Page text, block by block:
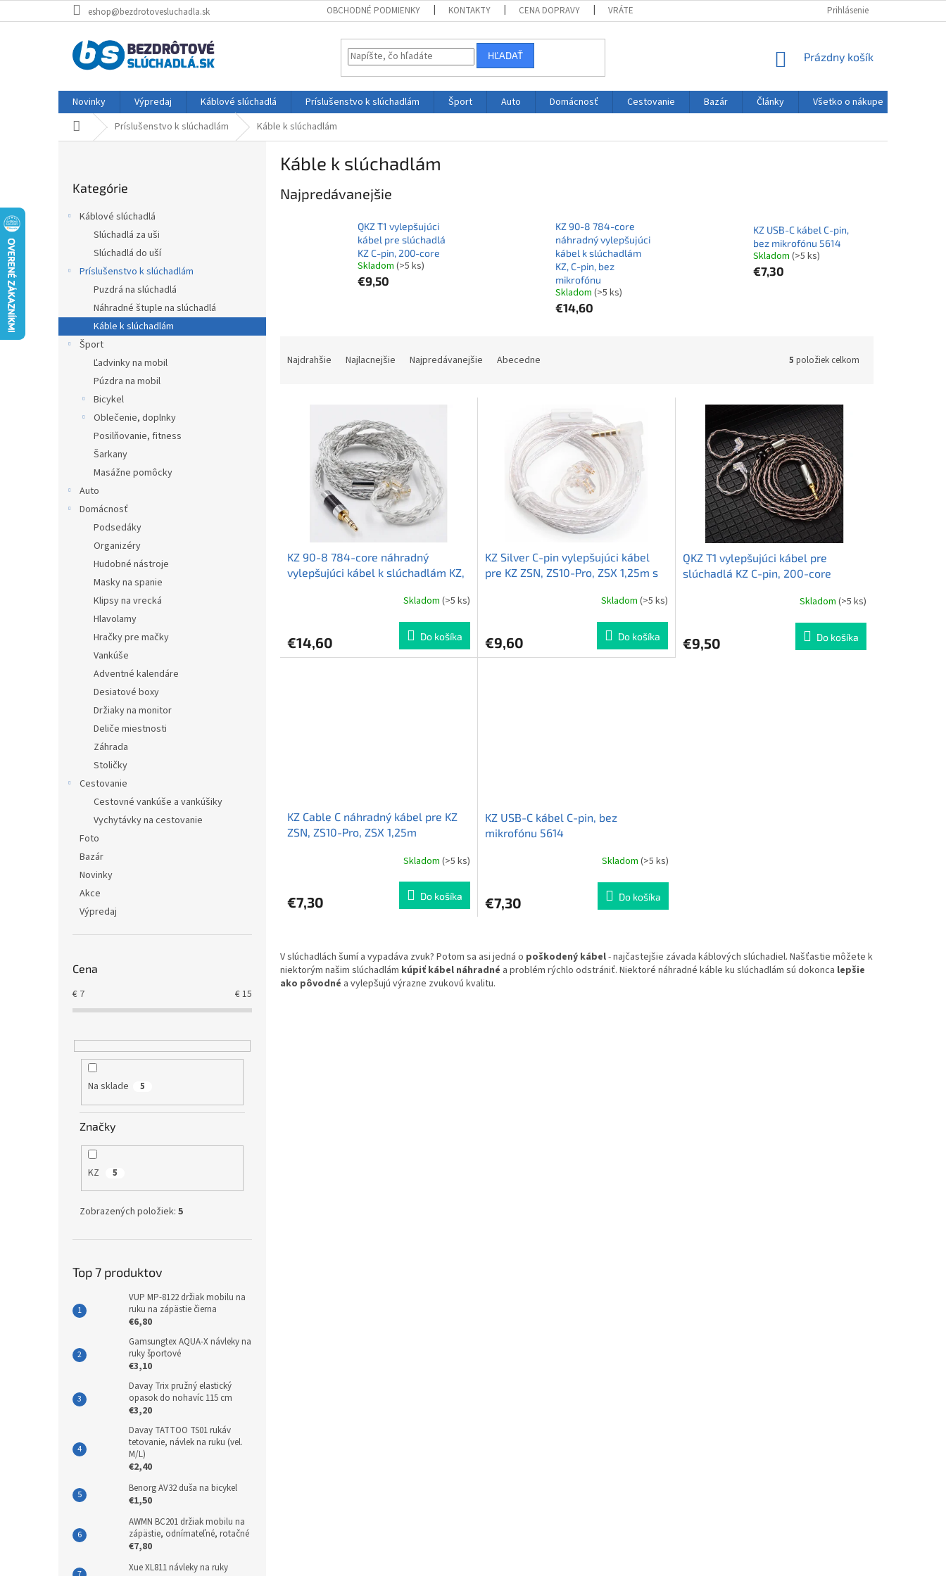
na
eshop@bezdrotovesluchadla.sk OBCHODNÉ PODMIENKY KONTAKTY CENA DOPRAVY VRÁTENIE TOVARU DO 14 DNÍ VÝDAJNÉ MIESTA
Prihlásenie
HĽADAŤ
NÁKUPNÝ
Prázdny košík
Novinky Výpredaj Káblové slúchadlá Príslušenstvo k slúchadlám Šport Auto Domácnosť Cestovanie Bazár Články
Všetko o nákupe
DomovPríslušenstvo k slúchadlám Káble k slúchadlám
kategórie
Kategórie
Káblové slúchadlá
Slúchadlá za uši
Slúchadlá do uší
Príslušenstvo k slúchadlám
Puzdrá na slúchadlá
Náhradné štuple na slúchadlá
Káble k slúchadlám
Šport
Ľadvinky na mobil
Púzdra na mobil
Bicykel
Oblečenie, doplnky
Posilňovanie, fitness
Šarkany
Masážne pomôcky
Auto
Domácnosť
Podsedáky
Organizéry
Hudobné nástroje
Masky na spanie
Klipsy na vrecká
Hlavolamy
Hračky pre mačky
Vankúše
Adventné kalendáre
Desiatové boxy
Držiaky na monitor
Deliče miestnosti
Záhrada
Stoličky
Cestovanie
Cestovné vankúše a vankúšiky
Vychytávky na cestovanie
Foto
Bazár
Novinky
Akce
Výpredaj
Cena
€ 7 €15
Na sklade 5
Značky
KZ 5
Zobrazených položiek: 5
Top 7 produktov
VUP MP-8122 držiak mobilu na
ruku na zápästie čierna
€6,80
Gamsungtex AQUA-X návleky na
ruky športové
€3,10
Davay Trix pružný elastický
opasok do nohavíc 115 cm
€3,20
Davay TATTOO TS01 rukáv
tetovanie, návlek na ruku (vel.
M/L)
€2,40
Benorg AV32 duša na bicykel
€1,50
AWMN BC201 držiak mobilu na
zápästie, odnímateľné, rotačné
€7,80
Xue XL811 návleky na ruky
Káble k slúchadlám
Najpredávanejšie
QKZ T1 vylepšujúci
kábel pre slúchadlá
KZ C-pin, 200-core
Skladom (>5 ks)
€9,50
KZ 90-8 784-core
náhradný vylepšujúci
kábel k slúchadlám
KZ, C-pin, bez
mikrofónu
Skladom (>5 ks)
€14,60
KZ USB-C kábel C-pin,
bez mikrofónu 5614
Skladom (>5 ks)
€7,30
Najdrahšie Najlacnejšie Najpredávanejšie Abecedne 5 položiek celkom
KZ 90-8 784-core náhradný
vylepšujúci kábel k slúchadlám KZ,
Skladom (>5 ks)
€14,60 Do košíka
KZ Silver C-pin vylepšujúci kábel
pre KZ ZSN, ZS10-Pro, ZSX 1,25m s
je
5,0
Skladom (>5 ks)
€9,60 Do košíka
QKZ T1 vylepšujúci kábel pre
slúchadlá KZ C-pin, 200-core
Skladom (>5 ks)
€9,50 Do košíka
KZ Cable C náhradný kábel pre KZ
ZSN, ZS10-Pro, ZSX 1,25m
Skladom (>5 ks)
€7,30 Do košíka
KZ USB-C kábel C-pin, bez
mikrofónu 5614
Skladom (>5 ks)
€7,30 Do košíka
l
á
V slúchadlách šumí a vypadáva zvuk? Potom sa asi jedná o poškodený kábel- najčastejšie závada káblových slúchadiel. Našťastie môžete k
niektorým našim slúchadlám kúpiť kábel náhradné a problém rýchlo odstrániť. Niektoré náhradné káble ku slúchadlám sú dokonca lepšie
ako pôvodné a vylepšujú výrazne zvukovú kvalitu.